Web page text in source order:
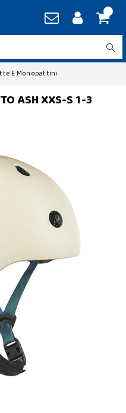
E Monopattini
ASH XXS-S 1-3